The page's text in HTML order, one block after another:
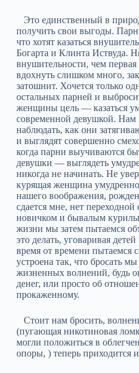
Это единственный в
получить свои выгоды.
что хотят казаться
Богарта и Клинта Иствуда.
внушительности, чем первая
вдохнуть слишком много,
затошнит. Хочется только
остальных парней и
женщины цель — казаться
современной девушкой. Нам
наблюдать, как они
и выглядят совершенно
когда парни выучиваются
девушки — выглядеть
никогда не начинать. Не
курящая женщина
нашего воображения,
сдается мне, нет
новичком и бывалым
жизни мы затем пытаемся
это делать, уговаривая
время от времени
устроена так, что бросать
жизненных волнений, будь
денег, или просто об
прокаженному.
Стоит нам бросить,
(пугающая никотиновая
могли положиться в
опоры, ) теперь приходится